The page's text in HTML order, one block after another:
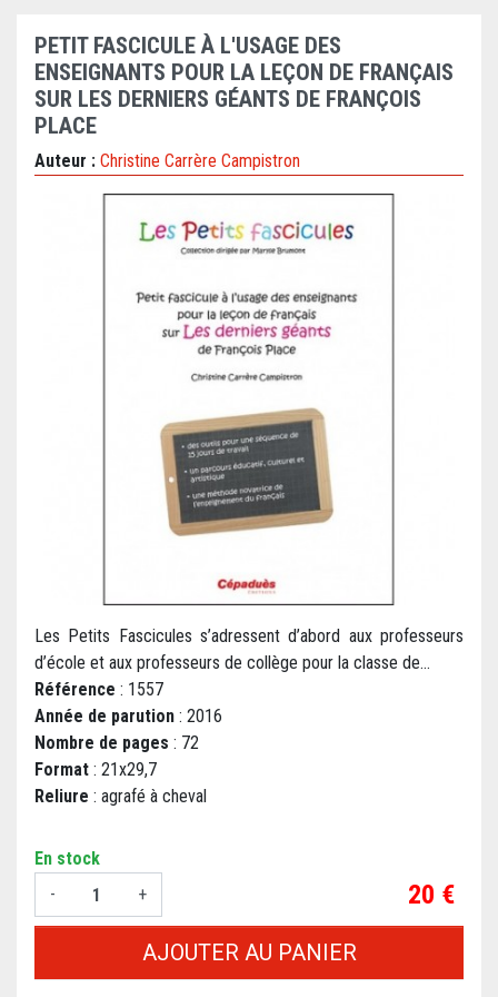
PETIT FASCICULE À L'USAGE DES
ENSEIGNANTS POUR LA LEÇON DE FRANÇAIS
SUR LES DERNIERS GÉANTS DE FRANÇOIS
PLACE
Auteur : Christine Carrère Campistron
Les Petits Fascicules s’adressent d’abord aux professeurs
d’école et aux professeurs de collège pour la classe de...
Référence : 1557
Année de parution : 2016
Nombre de pages : 72
Format : 21x29,7
Reliure : agrafé à cheval
En stock
-
+ Prix
20 €
AJOUTER AU PANIER